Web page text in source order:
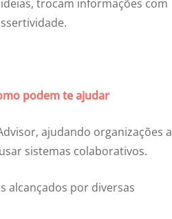
trocam informações com
podem te ajudar
ajudando organizações a
sistemas colaborativos.
alcançados por diversas